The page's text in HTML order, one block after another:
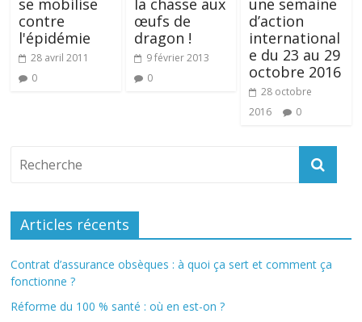
se mobilise
contre
l'épidémie
28 avril 2011
0
la chasse aux
œufs de
dragon !
9 février 2013
0
une semaine
d’action
international
e du 23 au 29
octobre 2016
28 octobre
2016
0
Articles récents
Contrat d’assurance obsèques : à quoi ça sert et comment ça
fonctionne ?
Réforme du 100 % santé : où en est-on ?